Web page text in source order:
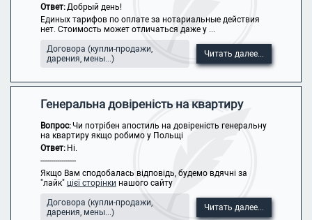
Ответ:Добрый день!
Единых тарифов по оплате за нотариальные действия
нет. Стоимость может отличаться даже у ...
Договора (купли-продажи,
дарения, мены...)
Читать далее...
Генеральна довіреність на квартиру
Вопрос:Чи потрібен апостиль на довіреність генеральну
на квартиру якщо робимо у Польщі
Ответ: Ні.
-----------------
Якщо Вам сподобалась відповідь, будемо вдячні за
"лайк" цієї сторінки нашого сайту
Договора (купли-продажи,
дарения, мены...)
Читать далее...